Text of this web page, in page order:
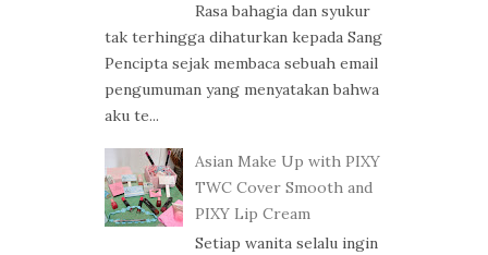
Rasa bahagia dan syukur
tak terhingga dihaturkan kepada Sang
Pencipta sejak membaca sebuah email
pengumuman yang menyatakan bahwa
aku te...
Asian Make Up with PIXY
TWC Cover Smooth and
PIXY Lip Cream
Setiap wanita selalu ingin